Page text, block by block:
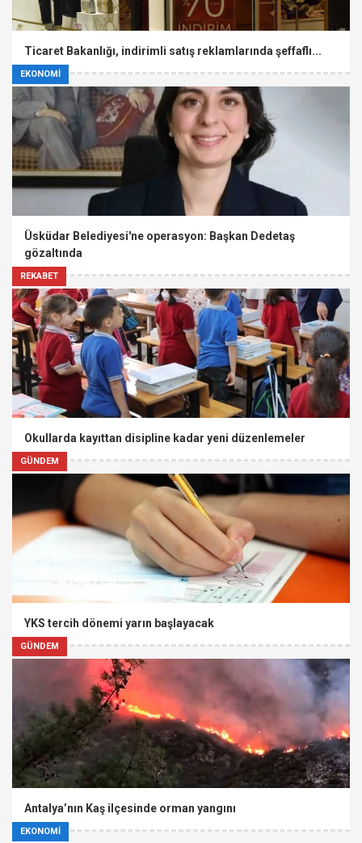
EKONOMİ
Ticaret Bakanlığı, indirimli satış reklamlarında şeffaflı...
REKABET
Üsküdar Belediyesi'ne operasyon: Başkan Dedetaş
gözaltında
GÜNDEM
Okullarda kayıttan disipline kadar yeni düzenlemeler
GÜNDEM
YKS tercih dönemi yarın başlayacak
EKONOMİ
Antalya’nın Kaş ilçesinde orman yangını